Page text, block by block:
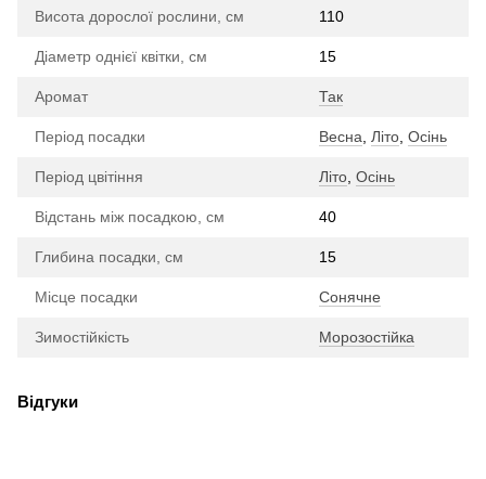
Висота дорослої рослини, см 110
Діаметр однієї квітки, см 15
Аромат Так
Період посадки Весна Літо Осінь
Період цвітіння Літо Осінь
Відстань між посадкою, см 40
Глибина посадки, см 15
Місце посадки Сонячне
Зимостійкість Морозостійка
Відгуки